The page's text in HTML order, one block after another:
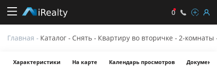
0
квартиры
Главная - Каталог - Снять - Квартиру во вторичке - 2-комнаты
Характеристики На карте Календарь просмотров